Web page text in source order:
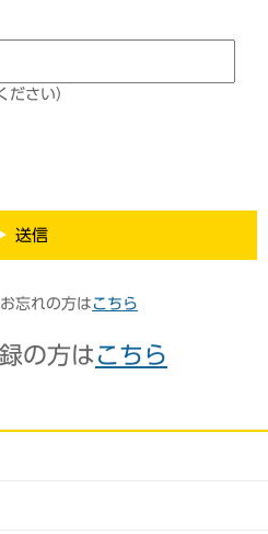
ださい）
送信
忘れの方は こちら
の方は こちら